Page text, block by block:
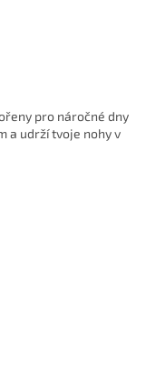
pro náročné dny
a udrží tvoje nohy v